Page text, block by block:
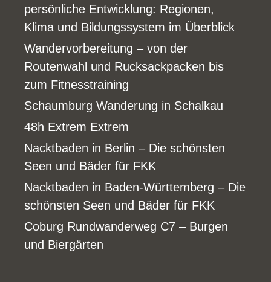
persönliche Entwicklung: Regionen,
Klima und Bildungssystem im Überblick
Wandervorbereitung – von der
Routenwahl und Rucksackpacken bis
zum Fitnesstraining
Schaumburg Wanderung in Schalkau
48h Extrem Extrem
Nacktbaden in Berlin – Die schönsten
Seen und Bäder für FKK
Nacktbaden in Baden-Württemberg – Die
schönsten Seen und Bäder für FKK
Coburg Rundwanderweg C7 – Burgen
und Biergärten